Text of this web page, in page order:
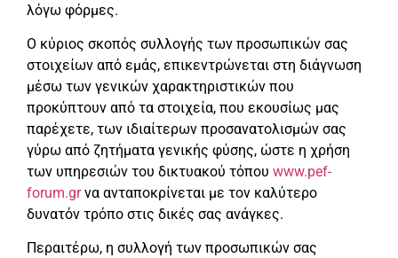
λόγω φόρμες.
Ο κύριος σκοπός συλλογής των προσωπικών σας
στοιχείων από εμάς, επικεντρώνεται στη διάγνωση
μέσω των γενικών χαρακτηριστικών που
προκύπτουν από τα στοιχεία, που εκουσίως μας
παρέχετε, των ιδιαίτερων προσανατολισμών σας
γύρω από ζητήματα γενικής φύσης, ώστε η χρήση
των υπηρεσιών του δικτυακού τόπου www.pef-
forum.grνα ανταποκρίνεται με τον καλύτερο
δυνατόν τρόπο στις δικές σας ανάγκες.
Περαιτέρω, η συλλογή των προσωπικών σας